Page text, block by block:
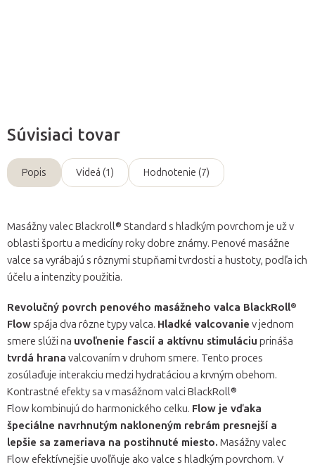
Súvisiaci tovar
Popis Videá (1) Hodnotenie (7)
Masážny valec Blackroll® Standard s hladkým povrchom je už v
oblasti športu a medicíny roky dobre známy. Penové masážne
valce sa vyrábajú s rôznymi stupňami tvrdosti a hustoty, podľa ich
účelu a intenzity použitia.
Revolučný povrch penového masážneho valca BlackRoll®
Flowspája dva rôzne typy valca. Hladké valcovanie v jednom
smere slúži na uvoľnenie fascií a aktívnu stimuláciu prináša
tvrdá hrana valcovaním v druhom smere. Tento proces
zosúlaďuje interakciu medzi hydratáciou a krvným obehom.
Kontrastné efekty sa v masážnom valci BlackRoll®
Flow kombinujú do harmonického celku. Flow je vďaka
špeciálne navrhnutým nakloneným rebrám presnejší a
lepšie sa zameriava na postihnuté miesto. Masážny valec
Flow efektívnejšie uvoľňuje ako valce s hladkým povrchom. V